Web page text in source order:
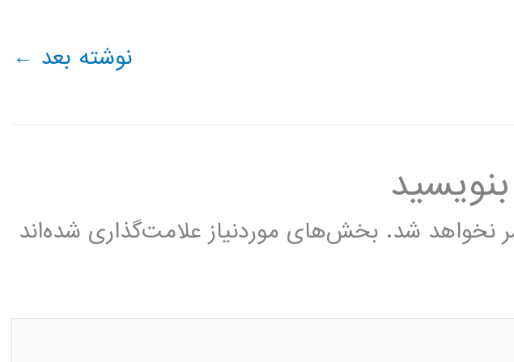
نوشته بعد ←
نخواهد شد. بخش‌های موردنیاز علامت‌گذاری شده‌اند